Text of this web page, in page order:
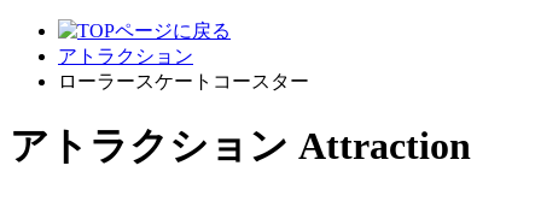
アトラクション
ローラースケートコースター
アトラクション Attraction